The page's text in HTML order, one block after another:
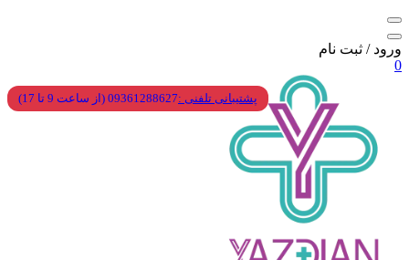
ورود / ثبت نام
0
پشتیبانی تلفنی :09361288627 (از ساعت 9 تا 17)